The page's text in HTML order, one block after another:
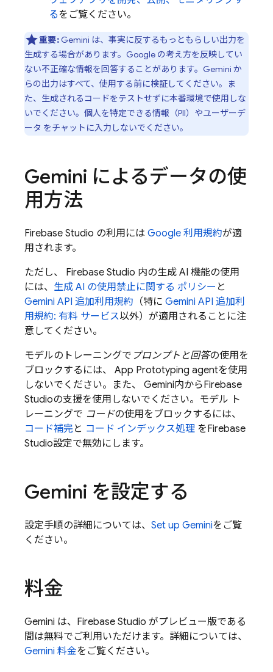
るをご覧ください。
重要: Gemini は、事実に反するもっともらしい出力を
生成する場合があります。Google の考え方を反映してい
ない不正確な情報を回答することがあります。Gemini か
らの出力はすべて、使用する前に検証してください。ま
た、生成されるコードをテストせずに本番環境で使用しな
いでください。個人を特定できる情報（PII）やユーザーデ
ータ をチャットに入力しないでください。
Gemini によるデータの使
用方法
Firebase Studio の利用には Google 利用規約が適
用されます。
ただし、 Firebase Studio 内の生成 AI 機能の使用
には、 生成 AI の使用禁止に関する ポリシー と
Gemini API 追加利用規約 （特に Gemini API 追加利
用規約: 有料 サービス以外）が適用されることに注
意してください。
モデルのトレーニングで プロンプトと回答の使用を
ブロックするには、 App Prototyping agentを使用
しないでください。また、 Gemini内からFirebase
Studioの支援を使用しないでください。モデル ト
レーニングで コードの使用をブロックするには、
コード補完と コード インデックス処理 をFirebase
Studio設定で無効にします。
Gemini を設定する
設定手順の詳細については、 Set up Geminiをご覧
ください。
料金
Gemini は、 Firebase Studio がプレビュー版である
間は無料でご利用いただけます。詳細については、
Gemini 料金をご覧ください。